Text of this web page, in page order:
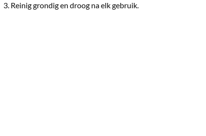
Reinig grondig en droog na elk gebruik.